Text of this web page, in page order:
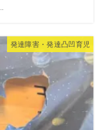
発達障害・発達凸凹育児